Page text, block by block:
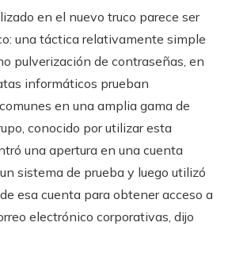
en el nuevo truco parece ser
una táctica relativamente simple
pulverización de contraseñas, en
informáticos prueban
en una amplia gama de
conocido por utilizar esta
una apertura en una cuenta
sistema de prueba y luego utilizó
esa cuenta para obtener acceso a
electrónico corporativas, dijo